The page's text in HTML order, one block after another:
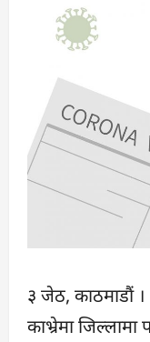
३ जेठ, काठमाडौं ।
काभ्रेमा जिल्लामा